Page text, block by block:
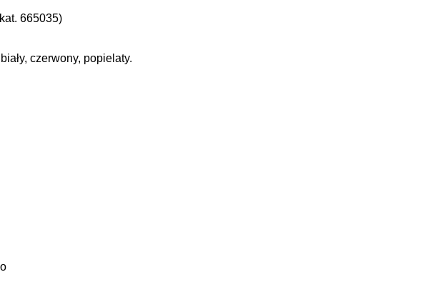
665035)
czerwony, popielaty.